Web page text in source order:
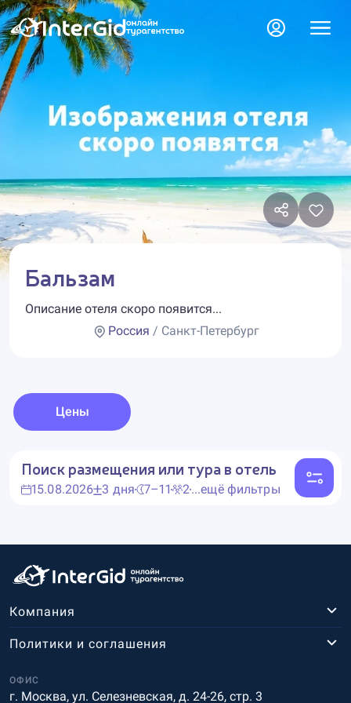
Бальзам
Описание отеля скоро появится...
Россия / Санкт-Петербург
Цены
Поиск размещения или тура в отель
15.08.2026 3 дня 7–11 2...ещё фильтры
Компания
ОФИС
г. Москва, ул. Селезневская, д. 24-26, стр. 3
Политики и соглашения